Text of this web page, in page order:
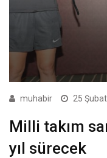
muhabir 25
Milli takım
yıl sürecek